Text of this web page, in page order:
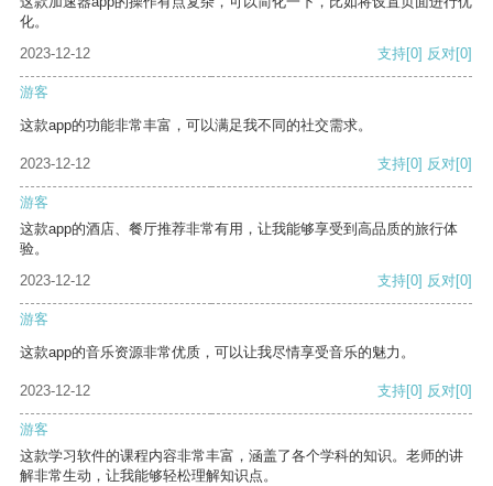
化。
2023-12-12
支持[0] 反对[0]
游客
这款app的功能非常丰富，可以满足我不同的社交需求。
2023-12-12 支持[0] 反对[0]
游客
这款app的酒店、餐厅推荐非常有用，让我能够享受到高品质的旅行体
验。
2023-12-12
支持[0] 反对[0]
游客
这款app的音乐资源非常优质，可以让我尽情享受音乐的魅力。
2023-12-12 支持[0] 反对[0]
游客
这款学习软件的课程内容非常丰富，涵盖了各个学科的知识。老师的讲
解非常生动，让我能够轻松理解知识点。